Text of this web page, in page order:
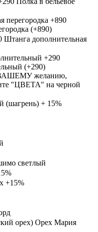
(+890)
Штанга дополнительная
(+290)
желанию,
"ЦВЕТА" на черной
(шагрень) + 15%
светлый
+15%
Орех Мария